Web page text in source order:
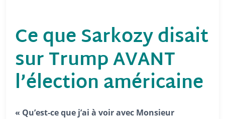
Ce que Sarkozy disait
sur Trump AVANT
l’élection américaine
« Qu’est-ce que j’ai à voir avec Monsieur